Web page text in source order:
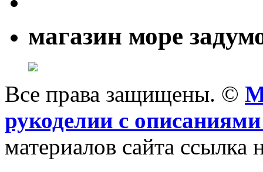
магазин море
Все права защищены. ©
рукоделии с
материалов сайта ссылка